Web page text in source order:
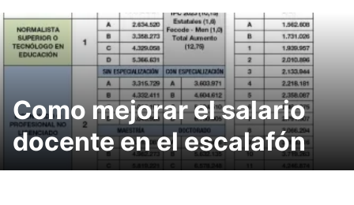
Como mejorar el salario
docente en el escalafón